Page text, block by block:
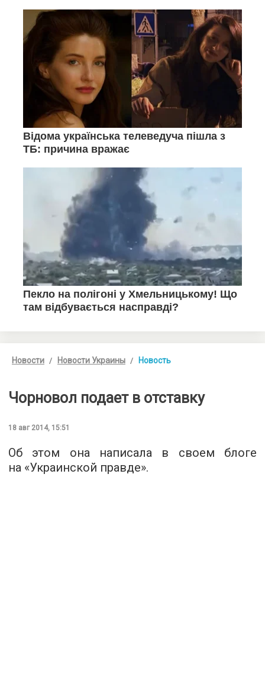
Новости Новости Украины Новость
Чорновол подает в отставку
18 авг 2014, 15:51
Об этом она написала в своем блоге
на «Украинской правде».